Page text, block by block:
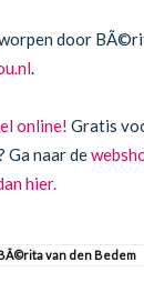
door
online! Gratis
Ga naar de
hier.
van den Bedem